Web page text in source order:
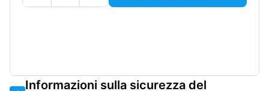
Informazioni sulla sicurezza del